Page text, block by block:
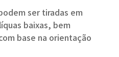
ser tiradas em
baixas, bem
base na orientação